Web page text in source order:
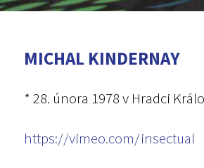
MICHAL KINDERNAY
* 28. února 1978 v Hradci
https://vimeo.com/insectual